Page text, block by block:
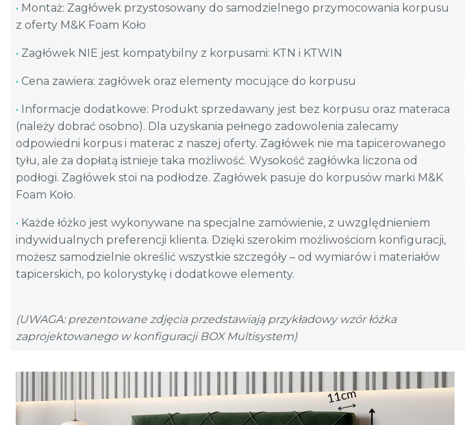
• Montaż: Zagłówek przystosowany do samodzielnego przymocowania korpusu
z oferty M&K Foam Koło
• Zagłówek NIE jest kompatybilny z korpusami: KTN i KTWIN
• Cena zawiera: zagłówek oraz elementy mocujące do korpusu
• Informacje dodatkowe: Produkt sprzedawany jest bez korpusu oraz materaca
(należy dobrać osobno). Dla uzyskania pełnego zadowolenia zalecamy
odpowiedni korpus i materac z naszej oferty. Zagłówek nie ma tapicerowanego
tyłu, ale za dopłatą istnieje taka możliwość. Wysokość zagłówka liczona od
podłogi. Zagłówek stoi na podłodze. Zagłówek pasuje do korpusów marki M&K
Foam Koło.
• Każde łóżko jest wykonywane na specjalne zamówienie, z uwzględnieniem
indywidualnych preferencji klienta. Dzięki szerokim możliwościom konfiguracji,
możesz samodzielnie określić wszystkie szczegóły – od wymiarów i materiałów
tapicerskich, po kolorystykę i dodatkowe elementy.
(UWAGA: prezentowane zdjęcia przedstawiają przykładowy wzór łóżka
zaprojektowanego w konfiguracji BOX Multisystem)